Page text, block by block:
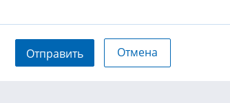
Отправить Отмена